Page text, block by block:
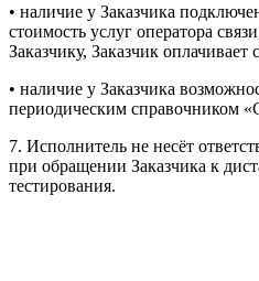
• наличие у Заказчика
стоимость услуг оператора
Заказчику, Заказчик оплачивает
• наличие у Заказчика
периодическим справочником
7. Исполнитель не несёт
при обращении Заказчика к
тестирования.